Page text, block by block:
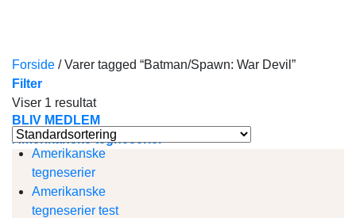
BLIV MEDLEM
Amerikanske tegneserier
Forside /Varer tagged “Batman/Spawn: War Devil”
Filter
Viser 1 resultat
Amerikanske
tegneserier
Amerikanske
tegneserier test